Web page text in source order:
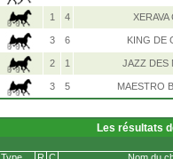
1 4 XERAVA
3 6 KING DE
2 1 JAZZ DES
3 5 MAESTRO
Les résultats